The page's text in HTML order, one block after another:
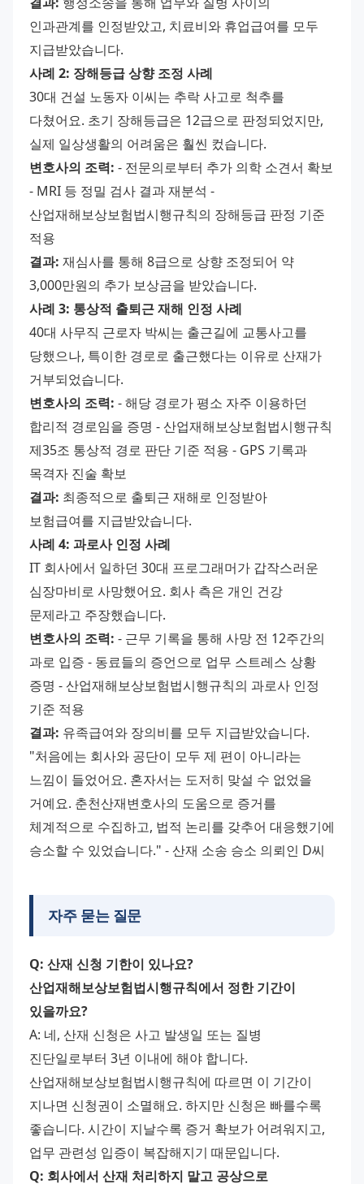
인과관계를 인정받았고, 치료비와 휴업급여를 모두
지급받았습니다.
사례 2: 장해등급 상향 조정 사례
30대 건설 노동자 이씨는 추락 사고로 척추를
다쳤어요. 초기 장해등급은 12급으로 판정되었지만,
실제 일상생활의 어려움은 훨씬 컸습니다.
변호사의 조력: - 전문의로부터 추가 의학 소견서 확보
- MRI 등 정밀 검사 결과 재분석 -
산업재해보상보험법시행규칙의 장해등급 판정 기준
적용
결과: 재심사를 통해 8급으로 상향 조정되어 약
3,000만원의 추가 보상금을 받았습니다.
사례 3: 통상적 출퇴근 재해 인정 사례
40대 사무직 근로자 박씨는 출근길에 교통사고를
당했으나, 특이한 경로로 출근했다는 이유로 산재가
거부되었습니다.
변호사의 조력: - 해당 경로가 평소 자주 이용하던
합리적 경로임을 증명 - 산업재해보상보험법시행규칙
제35조 통상적 경로 판단 기준 적용 - GPS 기록과
목격자 진술 확보
결과: 최종적으로 출퇴근 재해로 인정받아
보험급여를 지급받았습니다.
사례 4: 과로사 인정 사례
IT 회사에서 일하던 30대 프로그래머가 갑작스러운
심장마비로 사망했어요. 회사 측은 개인 건강
문제라고 주장했습니다.
변호사의 조력: - 근무 기록을 통해 사망 전 12주간의
과로 입증 - 동료들의 증언으로 업무 스트레스 상황
증명 - 산업재해보상보험법시행규칙의 과로사 인정
기준 적용
결과: 유족급여와 장의비를 모두 지급받았습니다.
"처음에는 회사와 공단이 모두 제 편이 아니라는
느낌이 들었어요. 혼자서는 도저히 맞설 수 없었을
거예요. 춘천산재변호사의 도움으로 증거를
체계적으로 수집하고, 법적 논리를 갖추어 대응했기에
승소할 수 있었습니다." - 산재 소송 승소 의뢰인 D씨
자주 묻는 질문
Q: 산재 신청 기한이 있나요?
산업재해보상보험법시행규칙에서 정한 기간이
있을까요?
A: 네, 산재 신청은 사고 발생일 또는 질병
진단일로부터 3년 이내에 해야 합니다.
산업재해보상보험법시행규칙에 따르면 이 기간이
지나면 신청권이 소멸해요. 하지만 신청은 빠를수록
좋습니다. 시간이 지날수록 증거 확보가 어려워지고,
업무 관련성 입증이 복잡해지기 때문입니다.
Q: 회사에서 산재 처리하지 말고 공상으로